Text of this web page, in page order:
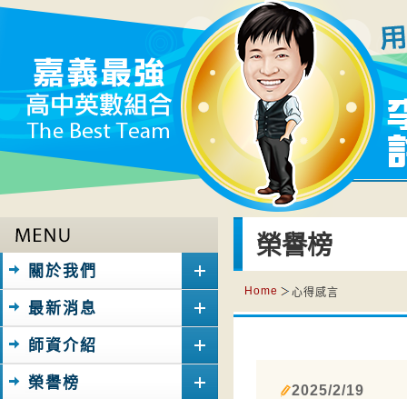
關於我們
最新消息
師資介紹
榮譽榜
榮譽榜
Home 心得感言
2025/2/19